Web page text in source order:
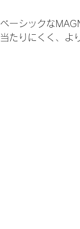
ベーシックな
当たりにくく、よ